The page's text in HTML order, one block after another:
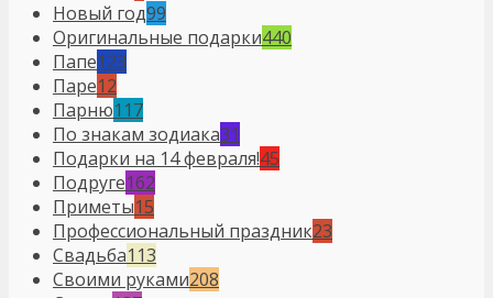
Новый год99
Оригинальные подарки440
Папе123
Паре12
Парню117
По знакам зодиака31
Подарки на 14 февраля!45
Подруге162
Приметы15
Профессиональный праздник23
Свадьба113
Своими руками208